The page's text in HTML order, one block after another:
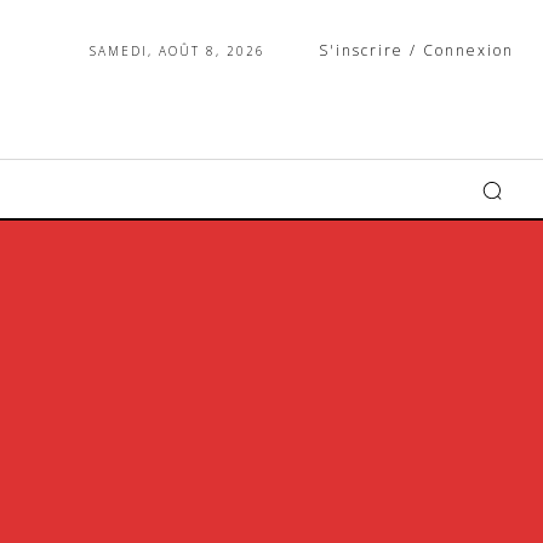
SAMEDI, AOÛT 8, 2026 S'inscrire / Connexion